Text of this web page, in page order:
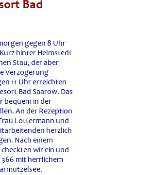
Bad
gegen 8 Uhr
hinter Helmstedt
Stau, der aber
Verzögerung
11 Uhr erreichten
Bad Saarow. Das
bequem in der
An der Rezeption
Lottermann und
herzlich
Nach einem
wir ein und
mit herrlichem